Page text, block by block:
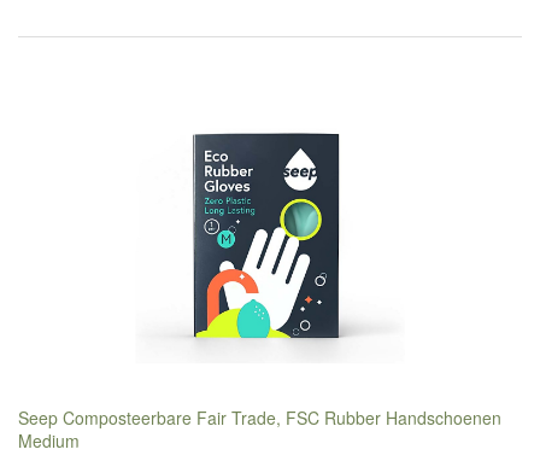
Seep Composteerbare Fair Trade, FSC Rubber Handschoenen
Medium